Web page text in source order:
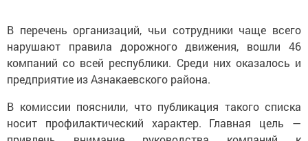
В перечень организаций, чьи сотрудники чаще всего
нарушают правила дорожного движения, вошли 46
компаний со всей республики. Среди них оказалось и
предприятие из Азнакаевского района.
В комиссии пояснили, что публикация такого списка
носит профилактический характер. Главная цель —